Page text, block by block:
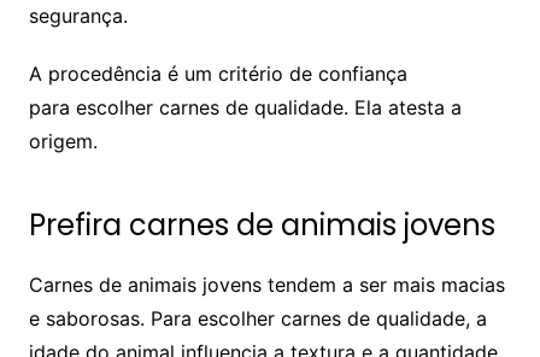
segurança.
A procedência é um critério de confiança
para escolher carnes de qualidade. Ela atesta a
origem.
Prefira carnes de animais jovens
Carnes de animais jovens tendem a ser mais macias
e saborosas. Para escolher carnes de qualidade, a